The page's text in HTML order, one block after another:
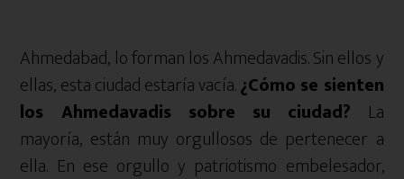
Ahmedabad, lo forman los Ahmedavadis. Sin ellos y
ellas, esta ciudad estaría vacía.¿Cómo se sienten
los Ahmedavadis sobre su ciudad? La
mayoría, están muy orgullosos de pertenecer a
ella. En ese orgullo y patriotismo embelesador,